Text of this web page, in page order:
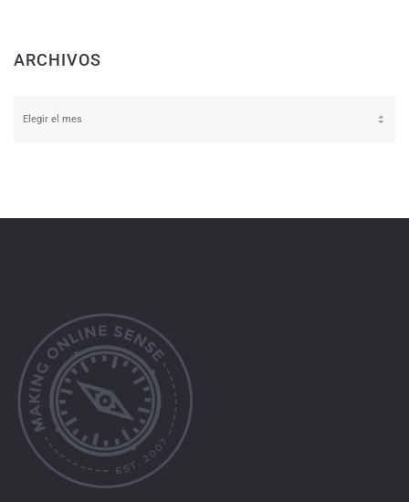
ARCHIVOS